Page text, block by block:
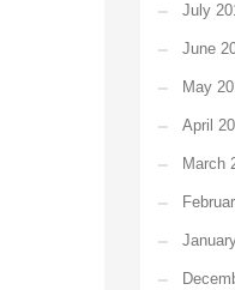
July
June
May
April
March